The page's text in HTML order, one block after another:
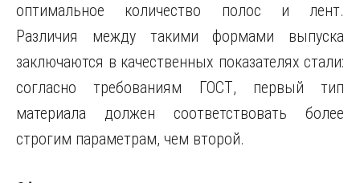
оптимальное количество полос и лент.
Различия между такими формами выпуска
заключаются в качественных показателях стали:
согласно требованиям ГОСТ, первый тип
материала должен соответствовать более
строгим параметрам, чем второй.